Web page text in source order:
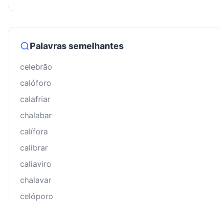
Palavras semelhantes
celebrão
calóforo
calafriar
chalabar
calífora
calibrar
caliaviro
chalavar
celóporo